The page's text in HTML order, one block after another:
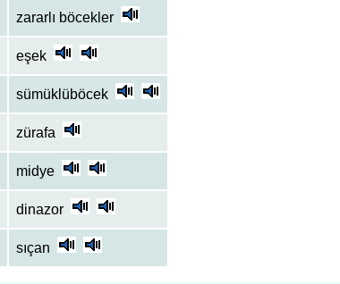
zararlı böcekler
eşek
sümüklüböcek
zürafa
midye
dinazor
sıçan